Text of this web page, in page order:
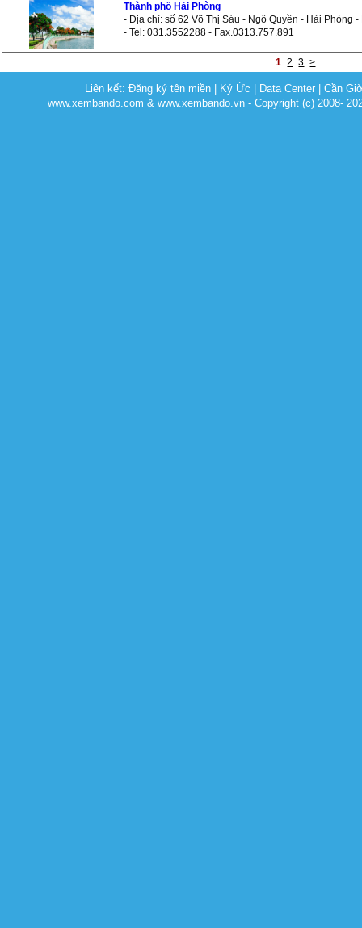
Thành phố Hải Phòng
- Địa chỉ: số 62 Võ Thị Sáu - Ngô Quyền - Hải Phòng -
- Tel: 031.3552288 - Fax.0313.757.891
1 2 3 >
Liên kết:Đăng ký tên miền Ký Ức Data Center |Cần
www.xembando.com & www.xembando.vn - Copyright (c) 2008-